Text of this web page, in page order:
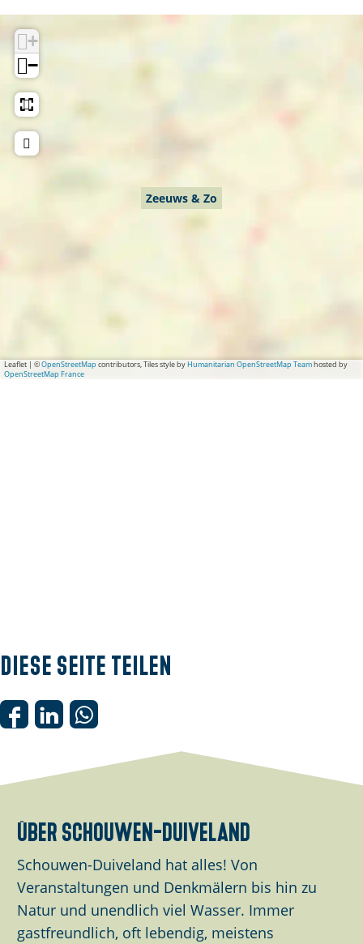
Zeeuws & Zo
+
−
Leaflet | ©OpenStreetMap contributors, Tiles style byHumanitarian OpenStreetMap Teamhosted by
OpenStreetMap France
Diese Seite teilen
D
S
e
e
D
e
S
e
i
t
e
D
e
S
e
i
t
e
über schouwen-duiveland
Schouwen-Duiveland hat alles! Von
Veranstaltungen und Denkmälern bis hin zu
Natur und unendlich viel Wasser. Immer
gastfreundlich, oft lebendig, meistens